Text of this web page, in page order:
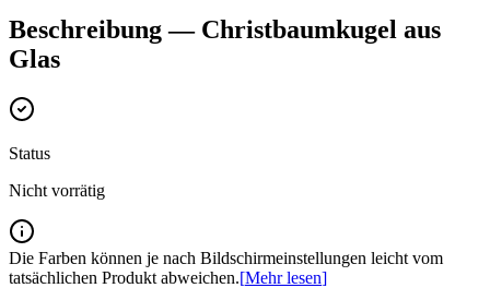
Beschreibung— Christbaumkugel aus
Glas
Status
Nicht vorrätig
Die Farben können je nach Bildschirmeinstellungen leicht vom
tatsächlichen Produkt abweichen.[Mehr lesen]